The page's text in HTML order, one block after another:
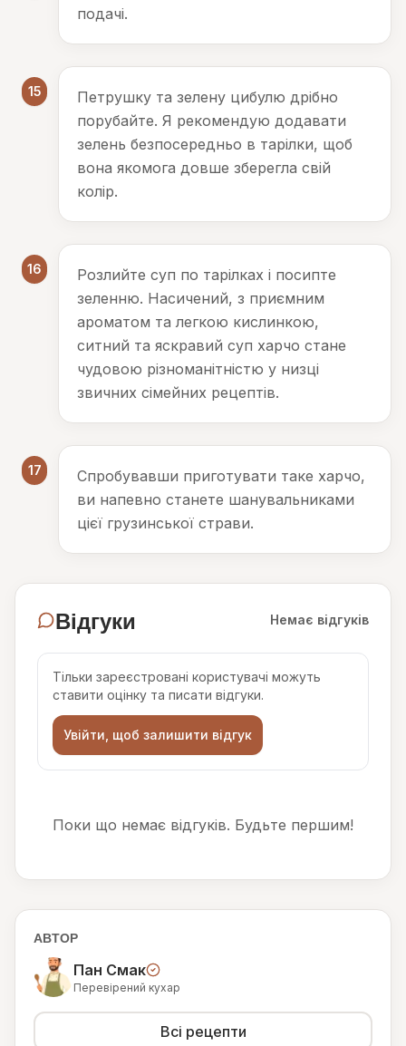
подачі.
15
Петрушку та зелену цибулю дрібно
порубайте. Я рекомендую додавати
зелень безпосередньо в тарілки, щоб
вона якомога довше зберегла свій
колір.
16
Розлийте суп по тарілках і посипте
зеленню. Насичений, з приємним
ароматом та легкою кислинкою,
ситний та яскравий суп харчо стане
чудовою різноманітністю у низці
звичних сімейних рецептів.
17
Спробувавши приготувати таке харчо,
ви напевно станете шанувальниками
цієї грузинської страви.
Відгуки Немає відгуків
Тільки зареєстровані користувачі можуть
ставити оцінку та писати відгуки.
Увійти, щоб залишити відгук
Поки що немає відгуків. Будьте першим!
АВТОР
Пан Смак
Перевірений кухар
Всі рецепти